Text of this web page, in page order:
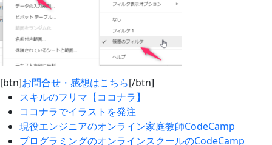
[btn]お問合せ・感想はこちら[/btn]
スキルのフリマ【ココナラ】
ココナラでイラストを発注
現役エンジニアのオンライン家庭教師CodeCamp
プログラミングのオンラインスクールのCodeCamp